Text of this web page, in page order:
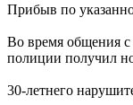
Прибыв по
Во время общения с
полиции получил
30-летнего